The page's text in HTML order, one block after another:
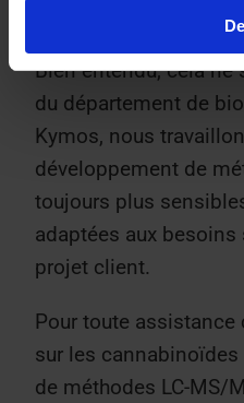
Bien entendu, cela ne
du département de
Kymos, nous
développement de
toujours plus
adaptées aux
projet client.
Pour toute
sur les
de méthodes LC-MS/